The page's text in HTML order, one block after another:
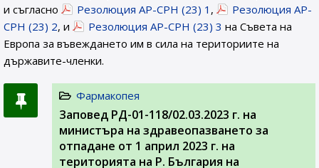
и съгласно
Резолюция AP-CPH (23) 1 ,
Резолюция AP-
CPH (23) 2, и Резолюция AP-CPH (23) 3 на Съвета на
Европа за въвеждането им в сила на териториите на
държавите-членки.
Фармакопея
Заповед РД-01-118/02.03.2023 г. на
министъра на здравеопазването за
отпадане от 1 април 2023 г. на
територията на Р. България на